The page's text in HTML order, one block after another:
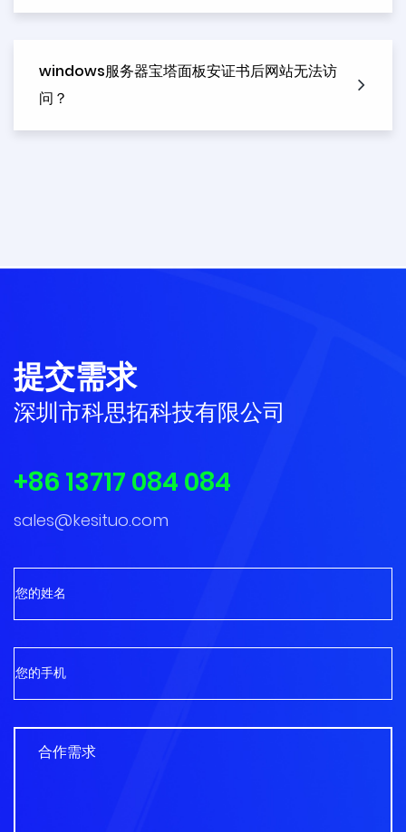
windows服务器宝塔面板安证书后网站无法访
问？
提交需求
深圳市科思拓科技有限公司
+86 13717 084 084
sales@kesituo.com